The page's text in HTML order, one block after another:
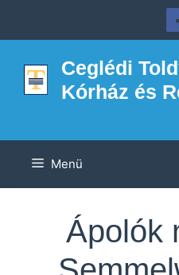
Ceglédi
Kórház és
Menü
Ápolók